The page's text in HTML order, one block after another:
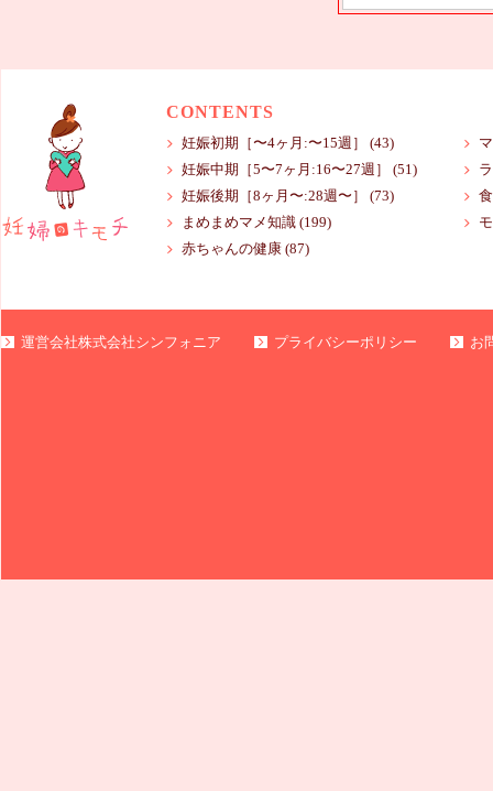
CONTENTS
妊娠初期［〜4ヶ月:〜15週］
(43)
妊娠中期［5〜7ヶ月:16〜27週］
(51)
妊娠後期［8ヶ月〜:28週〜］
(73)
まめまめマメ知識 (199)
赤ちゃんの健康 (87)
運営会社株式会社シンフォニア プライバシーポリシー お